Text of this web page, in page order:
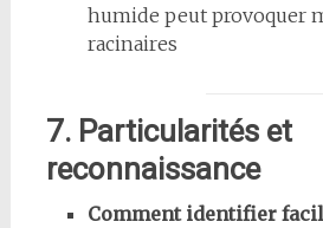
humide peut provoquer
racinaires
7. Particularités et
reconnaissance
Comment identifier